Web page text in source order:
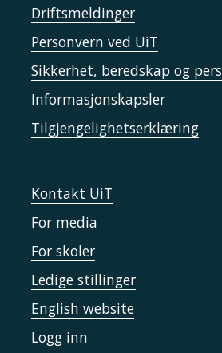
Driftsmeldinger
Personvern ved UiT
Sikkerhet, beredskap og
Informasjonskapsler
Tilgjengelighetserklæring
Kontakt UiT
For media
For skoler
Ledige stillinger
English website
Logg inn